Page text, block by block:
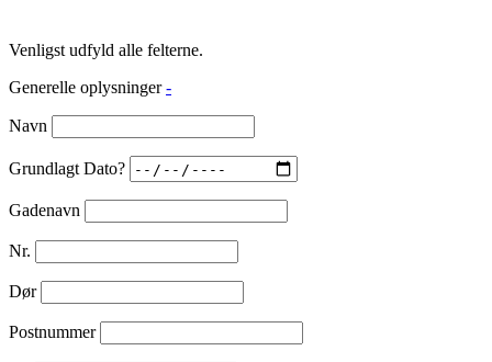
Venligst udfyld alle felterne.
Generelle oplysninger -
Navn
Grundlagt Dato?
Gadenavn
Nr.
Dør
Postnummer